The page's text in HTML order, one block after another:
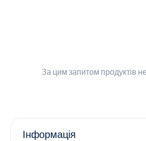
Всі продукти
За цим запитом продуктів
Інформація